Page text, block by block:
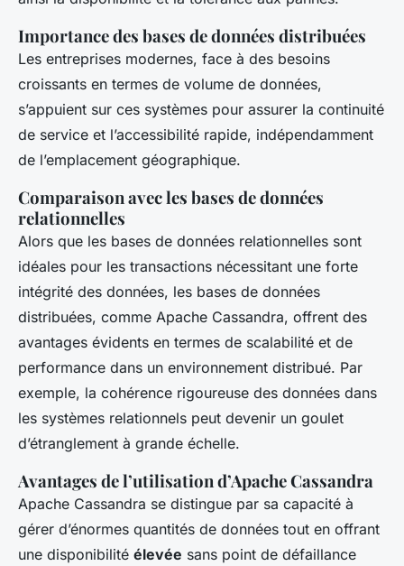
Importance des bases de données distribuées
Les entreprises modernes, face à des besoins
croissants en termes de volume de données,
s’appuient sur ces systèmes pour assurer la continuité
de service et l’accessibilité rapide, indépendamment
de l’emplacement géographique.
Comparaison avec les bases de données
relationnelles
Alors que les bases de données relationnelles sont
idéales pour les transactions nécessitant une forte
intégrité des données, les bases de données
distribuées, comme Apache Cassandra, offrent des
avantages évidents en termes de scalabilité et de
performance dans un environnement distribué. Par
exemple, la cohérence rigoureuse des données dans
les systèmes relationnels peut devenir un goulet
d’étranglement à grande échelle.
Avantages de l’utilisation d’Apache Cassandra
Apache Cassandra se distingue par sa capacité à
gérer d’énormes quantités de données tout en offrant
une disponibilité élevée sans point de défaillance